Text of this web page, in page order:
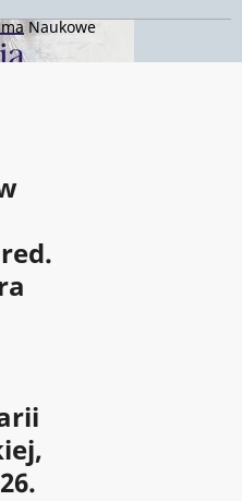
Naukowe